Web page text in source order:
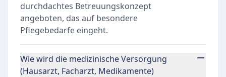
durchdachtes Betreuungskonzept
angeboten, das auf besondere
Pflegebedarfe eingeht.
Wie wird die medizinische Versorgung
(Hausarzt, Facharzt, Medikamente)